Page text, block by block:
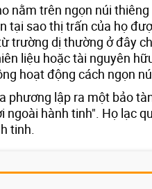
nằm trên ngọn núi
tại sao thị trấn của họ
trường dị thường ở đây
liệu hoặc tài nguyên
hoạt động cách ngọn
phương lập ra một bảo
ngoài hành tinh". Họ lạc
tinh.